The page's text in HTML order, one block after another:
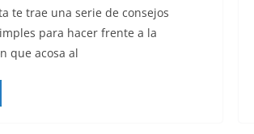
te trae una serie de consejos
para hacer frente a la
que acosa al